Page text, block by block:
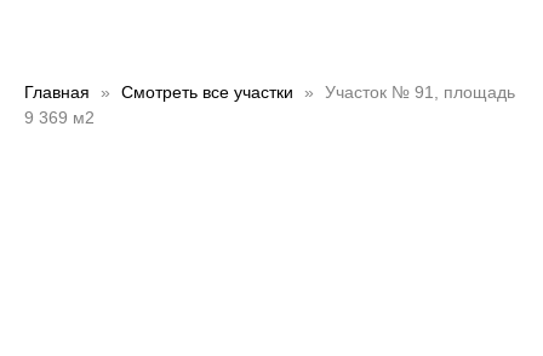
Главная Смотреть все участки
Участок № 91, площадь
9 369 м2